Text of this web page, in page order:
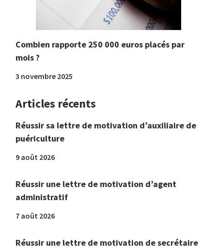
Combien rapporte 250 000 euros placés par
mois ?
3 novembre 2025
Articles récents
Réussir sa lettre de motivation d’auxiliaire de
puériculture
9 août 2026
Réussir une lettre de motivation d’agent
administratif
7 août 2026
Réussir une lettre de motivation de secrétaire